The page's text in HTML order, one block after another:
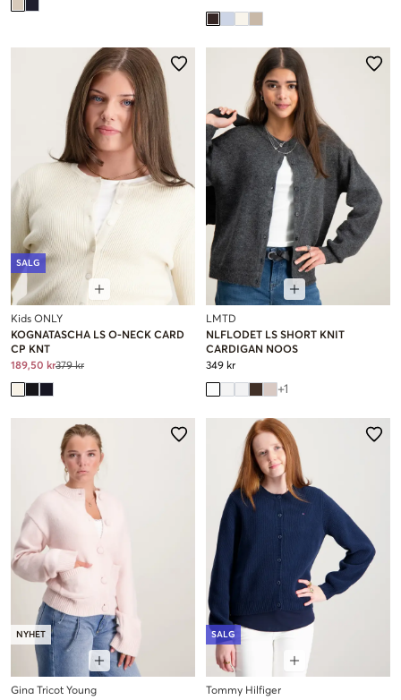
SALG
Kids ONLY
KOGNATASCHA LS O-NECK CARD
CP KNT
189,50 kr379 kr
LMTD
NLFLODET LS SHORT KNIT
CARDIGAN NOOS
349 kr
+1
NYHET
Gina Tricot Young
SALG
Tommy Hilfiger